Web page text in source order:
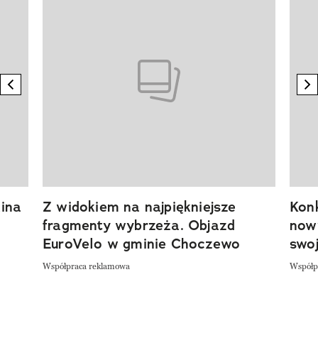
previous element
Z widokiem na najpiękniejsze
fragmenty wybrzeża. Objazd
EuroVelo w gminie Choczewo
Współpraca reklamowa